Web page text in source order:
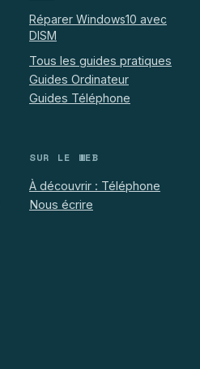
Réparer Windows10 avec
DISM
Tous les guides pratiques
Guides Ordinateur
Guides Téléphone
SUR LE WEB
À découvrir : Téléphone
Nous écrire